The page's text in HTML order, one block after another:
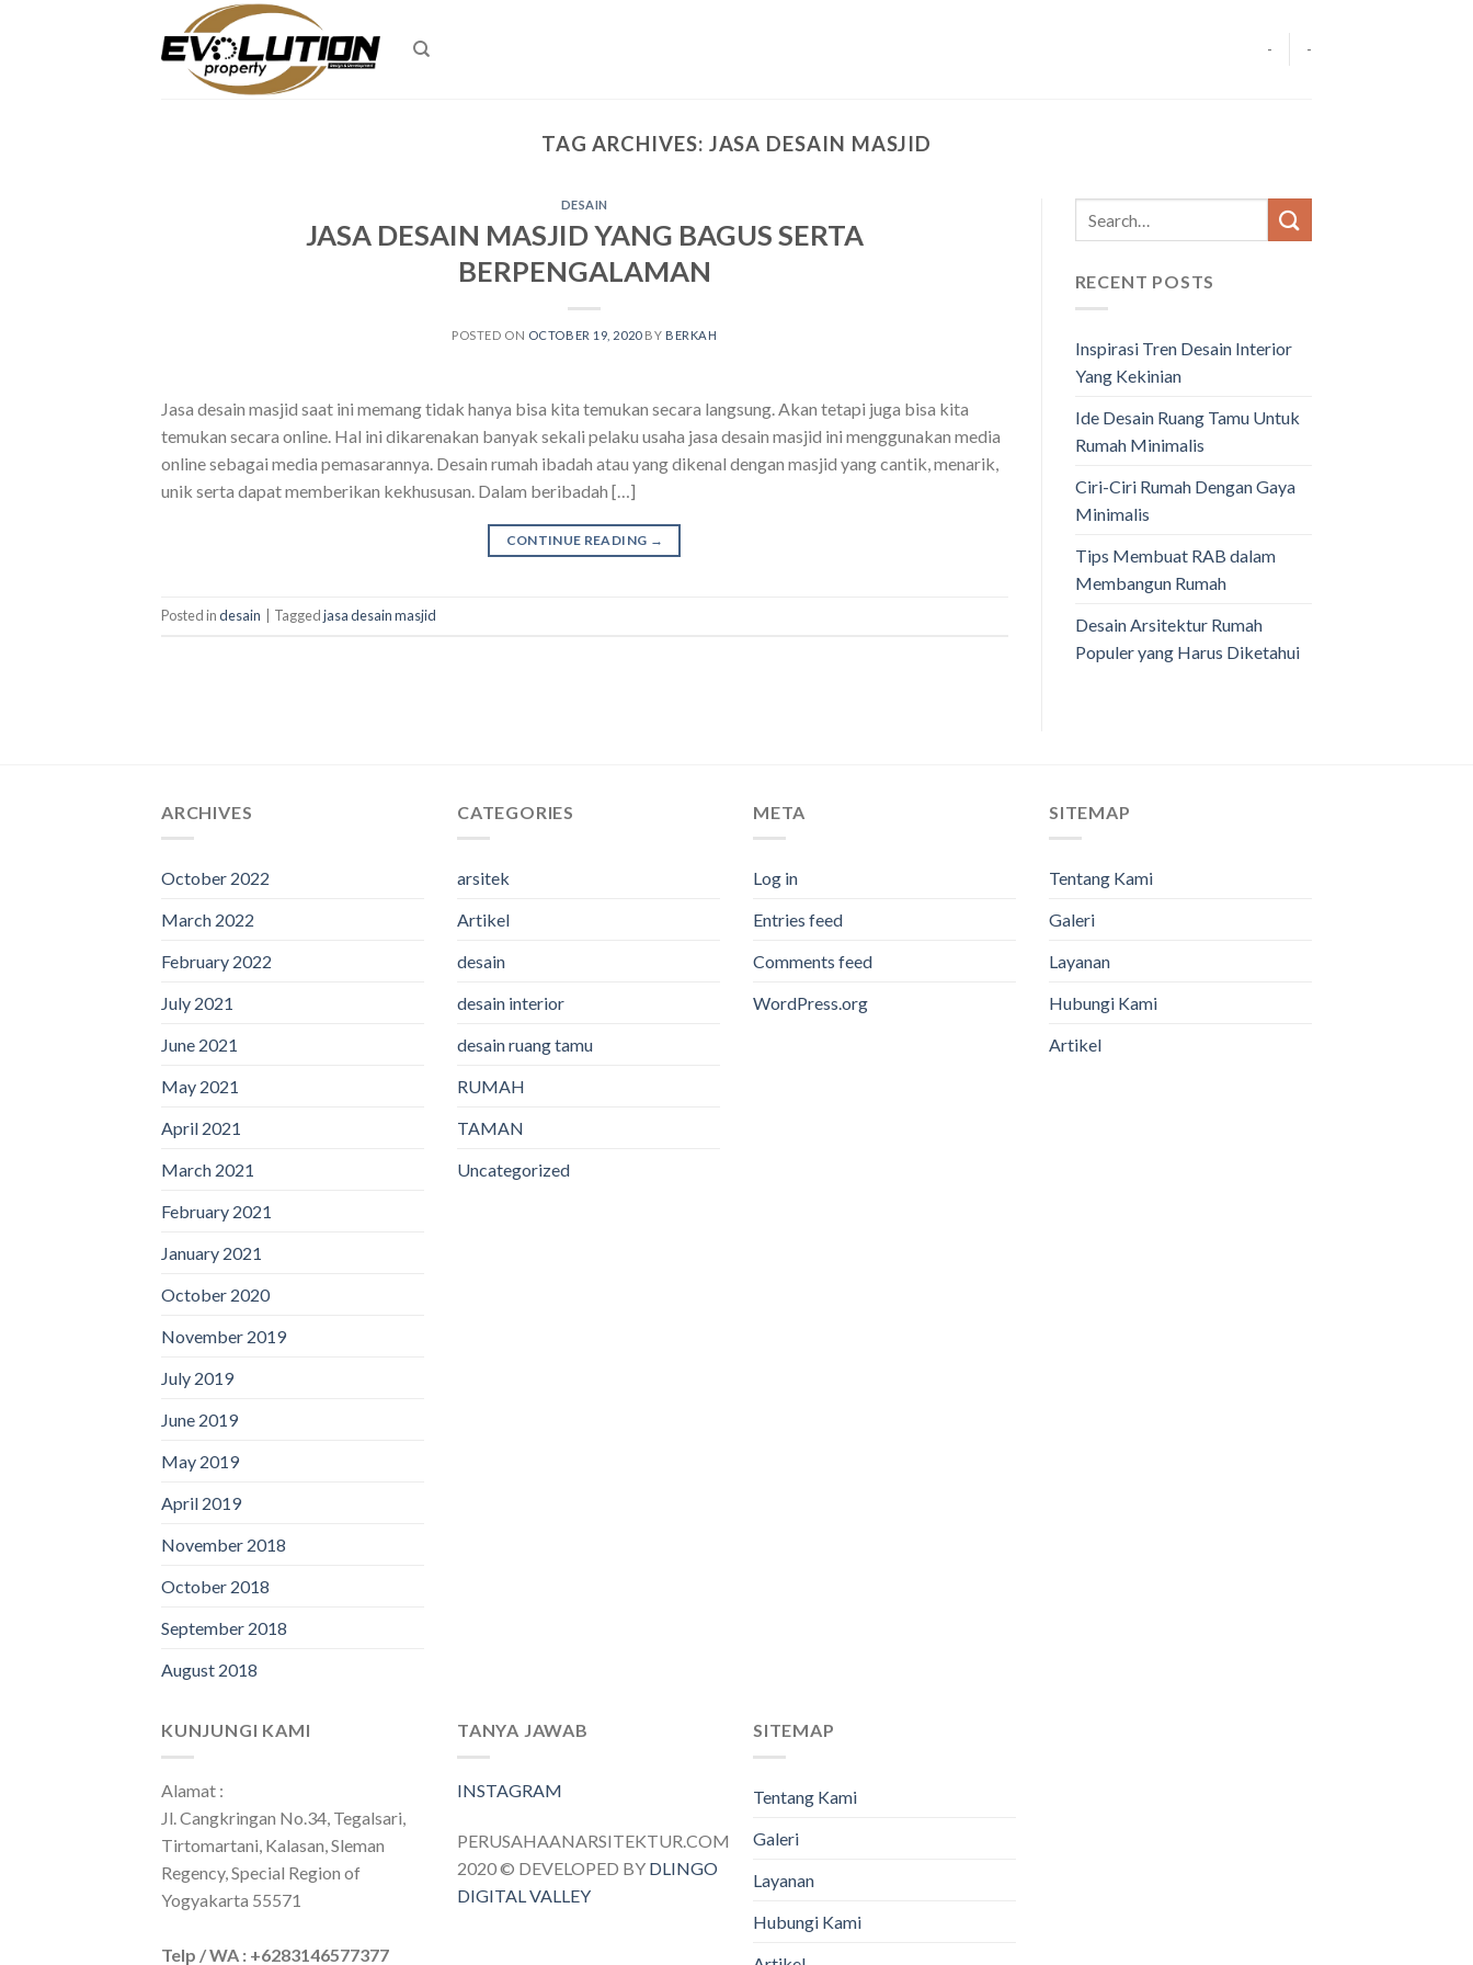
- -
TAG ARCHIVES: JASA DESAIN MASJID
DESAIN
JASA DESAIN MASJID YANG BAGUS SERTA
BERPENGALAMAN
POSTED ON OCTOBER 19, 2020 BY BERKAH
Jasa desain masjid saat ini memang tidak hanya bisa kita temukan secara langsung. Akan tetapi juga bisa kita
temukan secara online. Hal ini dikarenakan banyak sekali pelaku usaha jasa desain masjid ini menggunakan media
online sebagai media pemasarannya. Desain rumah ibadah atau yang dikenal dengan masjid yang cantik, menarik,
unik serta dapat memberikan kekhususan. Dalam beribadah […]
CONTINUE READING →
Posted indesain Taggedjasa desain masjid
RECENT POSTS
Inspirasi Tren Desain Interior
Yang Kekinian
Ide Desain Ruang Tamu Untuk
Rumah Minimalis
Ciri-Ciri Rumah Dengan Gaya
Minimalis
Tips Membuat RAB dalam
Membangun Rumah
Desain Arsitektur Rumah
Populer yang Harus Diketahui
ARCHIVES
October 2022
March 2022
February 2022
July 2021
June 2021
May 2021
April 2021
March 2021
February 2021
January 2021
October 2020
November 2019
July 2019
June 2019
May 2019
April 2019
November 2018
October 2018
September 2018
August 2018
CATEGORIES
arsitek
Artikel
desain
desain interior
desain ruang tamu
RUMAH
TAMAN
Uncategorized
META
Log in
Entries feed
Comments feed
WordPress.org
SITEMAP
Tentang Kami
Galeri
Layanan
Hubungi Kami
Artikel
KUNJUNGI KAMI
Alamat :
Jl. Cangkringan No.34, Tegalsari,
Tirtomartani, Kalasan, Sleman
Regency, Special Region of
Yogyakarta 55571
Telp / WA : +6283146577377
TANYA JAWAB
INSTAGRAM
PERUSAHAANARSITEKTUR.COM
2020 © DEVELOPED BY DLINGO
DIGITAL VALLEY
SITEMAP
Tentang Kami
Galeri
Layanan
Hubungi Kami